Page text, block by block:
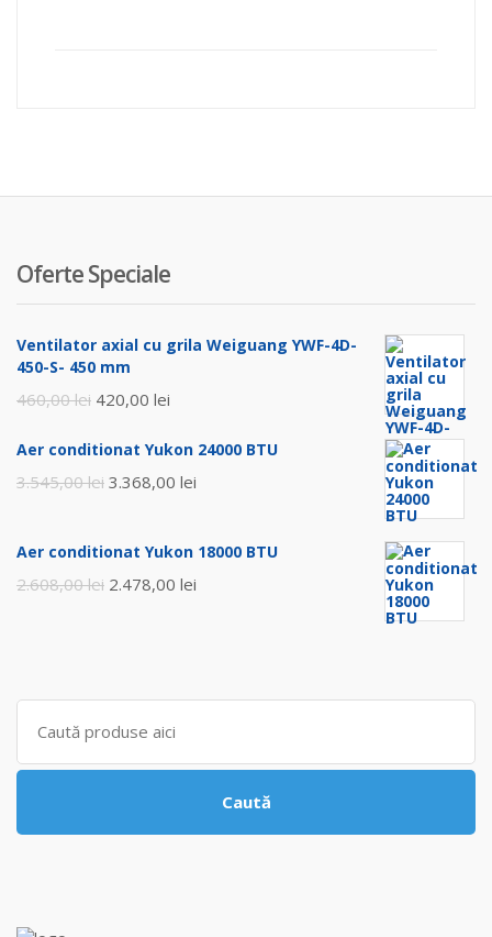
Oferte Speciale
Ventilator axial cu grila Weiguang YWF-4D-
450-S- 450 mm
460,00lei Prețul
a
fost:
420,00 lei
este:
420,00 lei.
Aer conditionat Yukon 24000 BTU
3.545,00lei Prețul
3.368,00 lei
este:
Aer conditionat Yukon 18000 BTU
2.608,00lei Prețul
2.608,00 lei.
2.478,00 lei
Search
for:
Caută